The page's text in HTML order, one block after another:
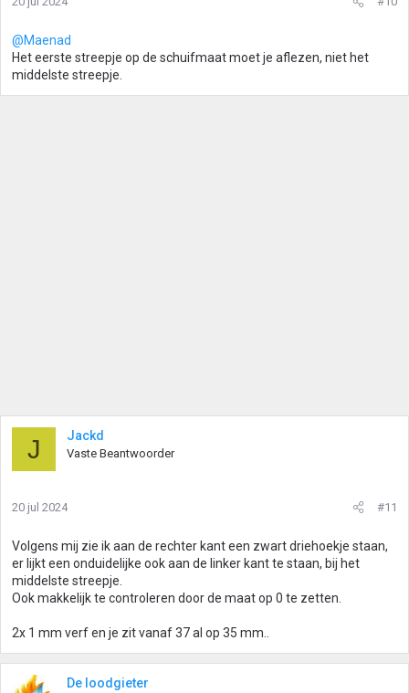
@Maenad
Het eerste streepje op de schuifmaat moet je aflezen, niet het
middelste streepje.
J Jackd
Vaste Beantwoorder
20 jul 2024 #11
Volgens mij zie ik aan de rechter kant een zwart driehoekje staan,
er lijkt een onduidelijke ook aan de linker kant te staan, bij het
middelste streepje.
Ook makkelijk te controleren door de maat op 0 te zetten.
2x 1 mm verf en je zit vanaf 37 al op 35 mm..
De loodgieter